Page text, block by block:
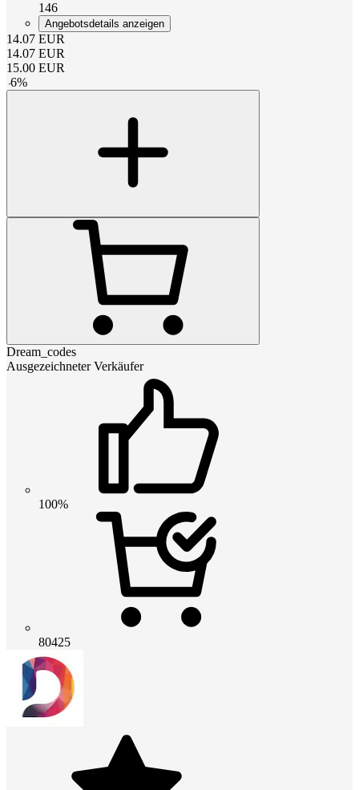
146
Angebotsdetails anzeigen
14.07 EUR
14.07 EUR
15.00 EUR
-6%
Dream_codes
Ausgezeichneter Verkäufer
100%
80425